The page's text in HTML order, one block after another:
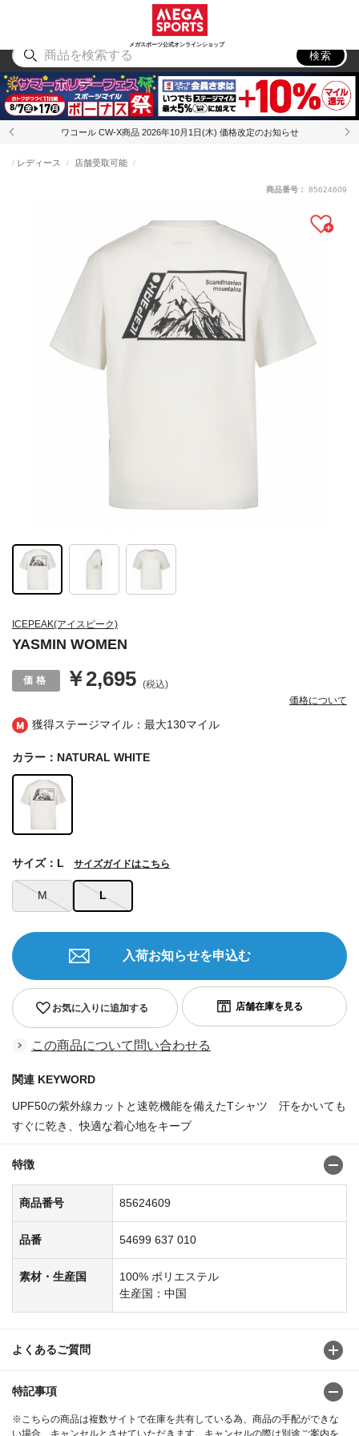
メガスポーツ公式オンラインショップ
アウトドア
検索
ワコール CW-X商品 2026年10月1日(木) 価格改定のお知らせ
獲得ステージマイル：最大130マイル
ICEPEAK(アイスピーク)
YASMIN WOMEN
レディース 店舗受取可能
￥2,695 (税込)
価格について
商品番号： 85624609
カラー：NATURAL WHITE
M L
サイズ：L サイズガイドはこちら
お気に入りに追加する
入荷お知らせを申込む
この商品について問い合わせる
関連 KEYWORD
UPF50の紫外線カットと速乾機能を備えたTシャツ 汗をかいても
すぐに乾き、快適な着心地をキープ
特徴
商品番号 85624609
品番 54699 637 010
素材・生産国
100% ポリエステル
生産国：中国
よくあるご質問
特記事項
※こちらの商品は複数サイトで在庫を共有している為、商品の手配ができな
い場合、キャンセルとさせていただきます。キャンセルの際は別途ご案内を